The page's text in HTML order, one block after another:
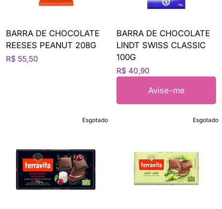
BARRA DE CHOCOLATE
REESES PEANUT 208G
R$ 55,50
BARRA DE CHOCOLATE
LINDT SWISS CLASSIC
100G
R$ 40,90
Avise-me
Esgotado Esgotado